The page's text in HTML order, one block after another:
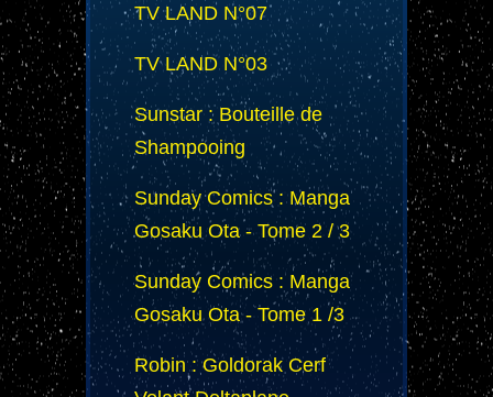
TV LAND N°07
TV LAND N°03
Sunstar : Bouteille de
Shampooing
Sunday Comics : Manga
Gosaku Ota - Tome 2 / 3
Sunday Comics : Manga
Gosaku Ota - Tome 1 /3
Robin : Goldorak Cerf